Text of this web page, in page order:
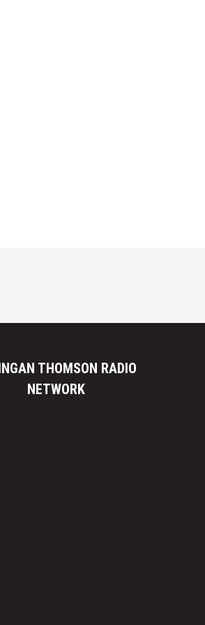
THOMSON RADIO
NETWORK